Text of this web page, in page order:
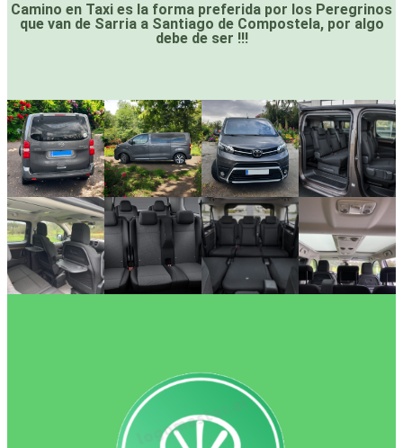
Camino en Taxi es la forma preferida por los Peregrinos
que van de Sarria a Santiago de Compostela, por algo
debe de ser !!!